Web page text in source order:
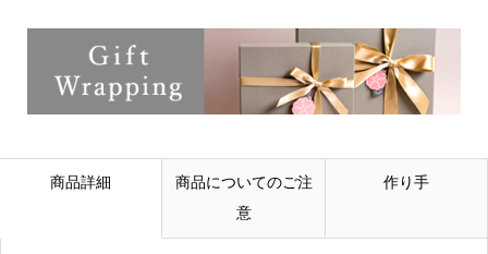
商品詳細
商品についてのご注
意
作り手